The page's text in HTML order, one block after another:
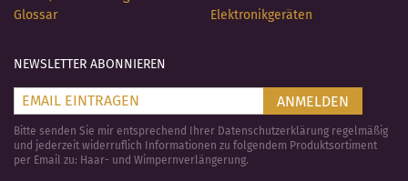
Glossar
Elektronikgeräten
NEWSLETTER ABONNIEREN
ANMELDEN
Bitte senden Sie mir entsprechend Ihrer Datenschutzerklärung regelmäßig
und jederzeit widerruflich Informationen zu folgendem Produktsortiment
per Email zu: Haar- und Wimpernverlängerung.